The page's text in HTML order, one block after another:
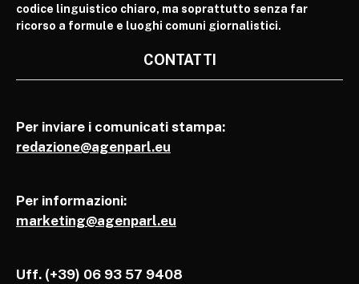
codice linguistico chiaro, ma soprattutto senza far
ricorso a formule e luoghi comuni giornalistici.
CONTATTI
Per inviare i comunicati stampa:
redazione@agenparl.eu
Per informazioni:
marketing@agenparl.eu
Uff. (+39) 06 93 57 9408